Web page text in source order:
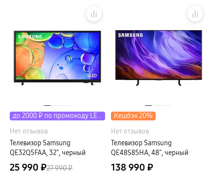
до 2000 ₽ по промокоду LETO
Нет отзывов
Телевизор Samsung
QE32Q5FAA, 32″, черный
25 990 ₽27 990 ₽
Кешбэк 20%
Нет отзывов
Телевизор Samsung
QE48S85HA, 48″, черный
138 990 ₽